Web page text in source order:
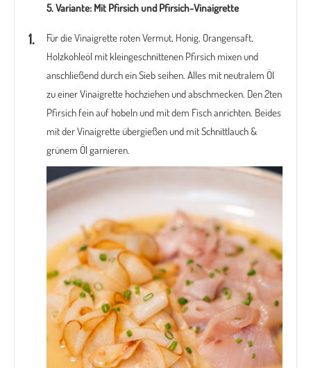
5. Variante: Mit Pfirsich und Pfirsich-Vinaigrette
Für die Vinaigrette roten Vermut, Honig, Orangensaft,
Holzkohleöl mit kleingeschnittenen Pfirsich mixen und
anschließend durch ein Sieb seihen. Alles mit neutralem Öl
zu einer Vinaigrette hochziehen und abschmecken. Den 2ten
Pfirsich fein auf hobeln und mit dem Fisch anrichten. Beides
mit der Vinaigrette übergießen und mit Schnittlauch &
grünem Öl garnieren.